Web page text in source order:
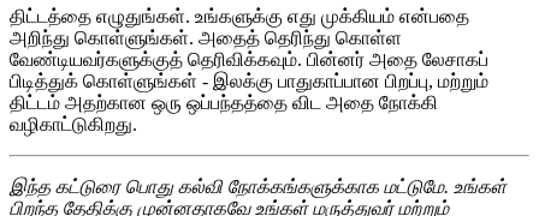
திட்டத்தை எழுதுங்கள். உங்களுக்கு எது முக்கியம் என்பதை
அறிந்து கொள்ளுங்கள். அதைத் தெரிந்து கொள்ள
வேண்டியவர்களுக்குத் தெரிவிக்கவும். பின்னர் அதை லேசாகப்
பிடித்துக் கொள்ளுங்கள் - இலக்கு பாதுகாப்பான பிறப்பு, மற்றும்
திட்டம் அதற்கான ஒரு ஒப்பந்தத்தை விட அதை நோக்கி
வழிகாட்டுகிறது.
இந்த கட்டுரை பொது கல்வி நோக்கங்களுக்காக மட்டுமே. உங்கள்
பிறந்த தேதிக்கு முன்னதாகவே உங்கள் மருத்துவர் மற்றும்